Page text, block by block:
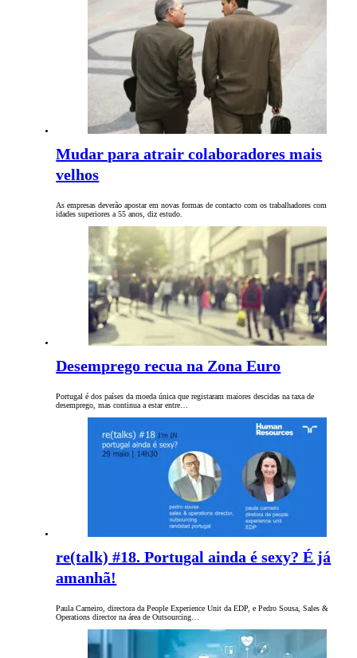
Mudar para atrair colaboradores mais
velhos
As empresas deverão apostar em novas formas de contacto com os trabalhadores com
idades superiores a 55 anos, diz estudo.
Desemprego recua na Zona Euro
Portugal é dos países da moeda única que registaram maiores descidas na taxa de
desemprego, mas continua a estar entre…
re(talk) #18. Portugal ainda é sexy? É já
amanhã!
Paula Carneiro, directora da People Experience Unit da EDP, e Pedro Sousa, Sales &
Operations director na área de Outsourcing…